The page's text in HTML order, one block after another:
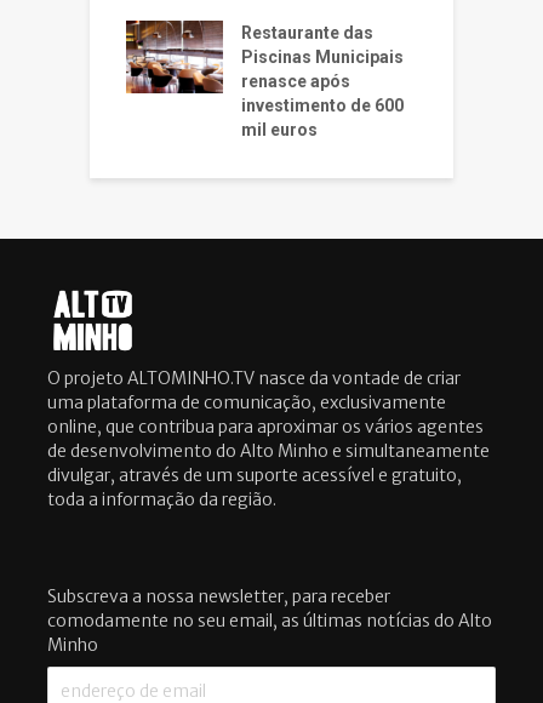
Restaurante das
Piscinas Municipais
renasce após
investimento de 600
mil euros
O projeto ALTOMINHO.TV nasce da vontade de criar
uma plataforma de comunicação, exclusivamente
online, que contribua para aproximar os vários agentes
de desenvolvimento do Alto Minho e simultaneamente
divulgar, através de um suporte acessível e gratuito,
toda a informação da região.
Subscreva a nossa newsletter, para receber
comodamente no seu email, as últimas notícias do Alto
Minho